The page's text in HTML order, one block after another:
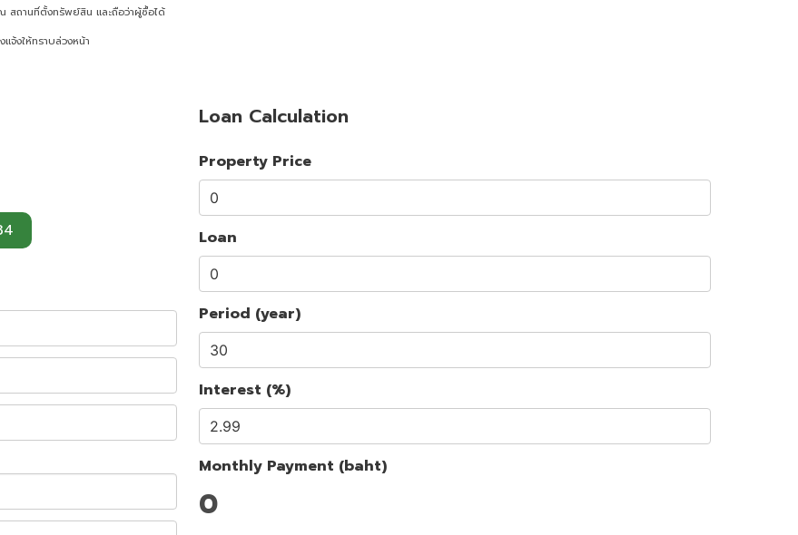
สถานที่ตั้งทรัพย์สิน และถือว่าผู้ซื้อได้
จ้งให้ทราบล่วงหน้า
Loan Calculation
Property Price
Loan
Period (year)
Interest (%)
Monthly Payment (baht)
0